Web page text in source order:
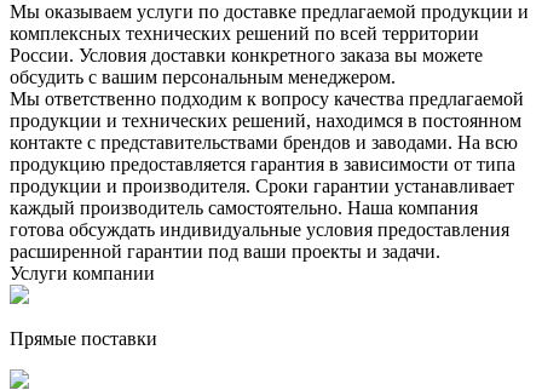
Мы оказываем услуги по доставке предлагаемой продукции и
комплексных технических решений по всей территории
России. Условия доставки конкретного заказа вы можете
обсудить с вашим персональным менеджером.
Мы ответственно подходим к вопросу качества предлагаемой
продукции и технических решений, находимся в постоянном
контакте с представительствами брендов и заводами. На всю
продукцию предоставляется гарантия в зависимости от типа
продукции и производителя. Сроки гарантии устанавливает
каждый производитель самостоятельно. Наша компания
готова обсуждать индивидуальные условия предоставления
расширенной гарантии под ваши проекты и задачи.
Услуги компании
Прямые поставки